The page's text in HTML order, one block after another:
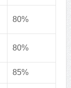
80%
80%
85%